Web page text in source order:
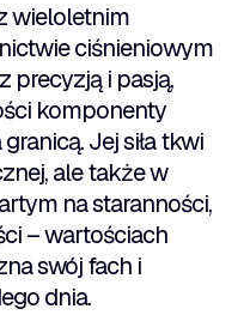
wieloletnim
ciśnieniowym
precyzją i pasją,
komponenty
Jej siła tkwi
ale także w
na staranności,
– wartościach
swój fach i
dnia.